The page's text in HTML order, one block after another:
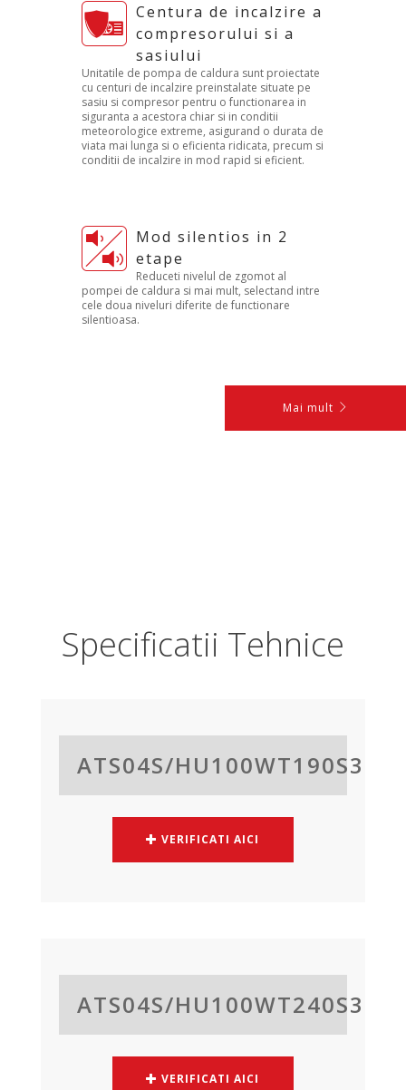
Centura de incalzire a
compresorului si a
sasiului
Unitatile de pompa de caldura sunt proiectate
cu centuri de incalzire preinstalate situate pe
sasiu si compresor pentru o functionarea in
siguranta a acestora chiar si in conditii
meteorologice extreme, asigurand o durata de
viata mai lunga si o eficienta ridicata, precum si
conditii de incalzire in mod rapid si eficient.
Mod silentios in 2
etape
Reduceti nivelul de zgomot al
pompei de caldura si mai mult, selectand intre
cele doua niveluri diferite de functionare
silentioasa.
Mai mult
Specificatii Τehnice
ATS04S/HU100WT190S3
VERIFICATI AICI
ATS04S/HU100WT240S3
VERIFICATI AICI